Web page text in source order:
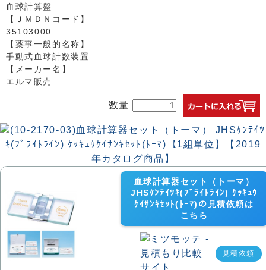
血球計算盤
【ＪＭＤＮコード】
35103000
【薬事一般的名称】
手動式血球計数装置
【メーカー名】
エルマ販売
数量
血球計算器セット（トーマ）
JHSｹﾝﾃｲﾂｷ(ﾌﾞﾗｲﾄﾗｲﾝ) ｹｯｷｭｳ
ｹｲｻﾝｷｾｯﾄ(ﾄｰﾏ)の見積依頼は
こちら
見積依頼